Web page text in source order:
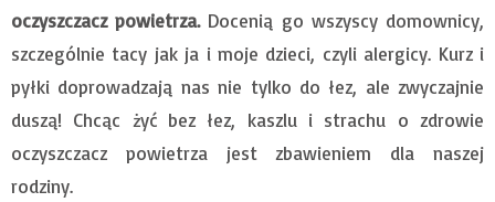
oczyszczacz powietrza.Docenią go wszyscy domownicy,
szczególnie tacy jak ja i moje dzieci, czyli alergicy. Kurz i
pyłki doprowadzają nas nie tylko do łez, ale zwyczajnie
duszą! Chcąc żyć bez łez, kaszlu i strachu o zdrowie
oczyszczacz powietrza jest zbawieniem dla naszej
rodziny.